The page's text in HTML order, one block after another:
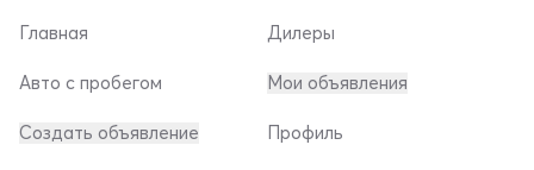
Главная
Авто с пробегом
Создать объявление
Дилеры
Мои объявления
Профиль